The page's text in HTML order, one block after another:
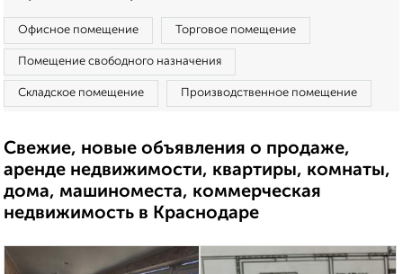
Офисное помещение Торговое помещение
Помещение свободного назначения
Складское помещение Производственное помещение
Свежие, новые объявления о продаже,
аренде недвижимости, квартиры, комнаты,
дома, машиноместа, коммерческая
недвижимость в Краснодаре